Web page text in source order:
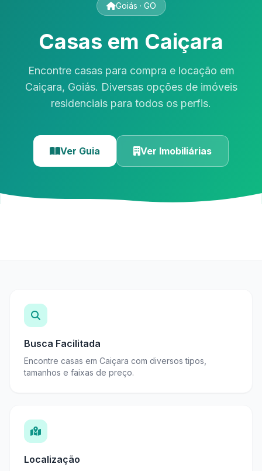
Goiás · GO
Casas em Caiçara
Encontre casas para compra e locação em
Caiçara, Goiás. Diversas opções de imóveis
residenciais para todos os perfis.
Ver Guia Ver Imobiliárias
Busca Facilitada
Encontre casas em Caiçara com diversos tipos,
tamanhos e faixas de preço.
Localização